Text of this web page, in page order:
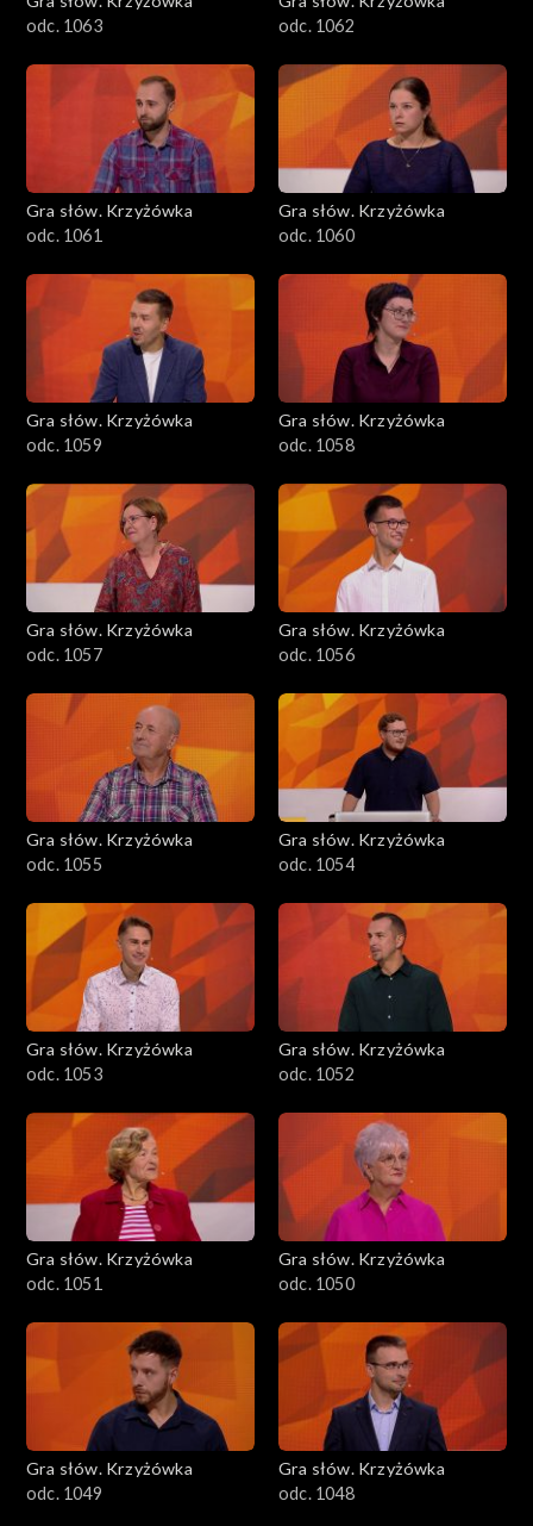
odc. 1063
odc. 1062
Gra słów. Krzyżówka
odc. 1061
Gra słów. Krzyżówka
odc. 1060
Gra słów. Krzyżówka
odc. 1059
Gra słów. Krzyżówka
odc. 1058
Gra słów. Krzyżówka
odc. 1057
Gra słów. Krzyżówka
odc. 1056
Gra słów. Krzyżówka
odc. 1055
Gra słów. Krzyżówka
odc. 1054
Gra słów. Krzyżówka
odc. 1053
Gra słów. Krzyżówka
odc. 1052
Gra słów. Krzyżówka
odc. 1051
Gra słów. Krzyżówka
odc. 1050
Gra słów. Krzyżówka
odc. 1049
Gra słów. Krzyżówka
odc. 1048